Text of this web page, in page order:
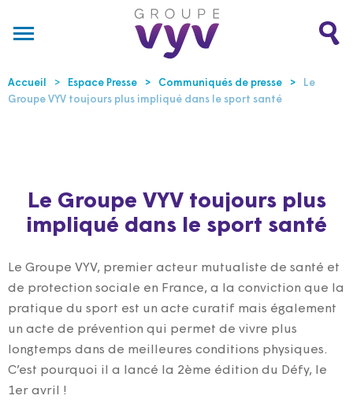
Accueil Espace Presse Communiqués de presse
Le
Groupe VYV toujours plus impliqué dans le sport santé
Le Groupe VYV toujours plus
impliqué dans le sport santé
Le Groupe VYV, premier acteur mutualiste de santé et
de protection sociale en France, a la conviction que la
pratique du sport est un acte curatif mais également
un acte de prévention qui permet de vivre plus
longtemps dans de meilleures conditions physiques.
C’est pourquoi il a lancé la 2ème édition du Défy, le
1er avril !